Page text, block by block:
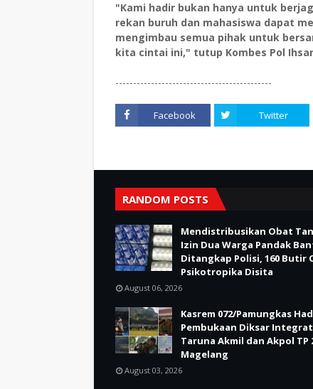
"Kami hadir bukan hanya untuk
rekan buruh dan mahasiswa dapat
mengimbau semua pihak untuk
kita cintai ini," tutup Kombes Pol
--------------------------------------------
Facebook Twitter
RANDOM POSTS
Mendistribusikan Obat
Izin Dua Warga Pandak
Ditangkap Polisi, 160 Butir
Psikotropika Disita
August 06, 2026
Kasrem 072/Pamungkas
Pembukaan Diksar
Taruna Akmil dan Akpol TP
Magelang
August 03, 2026